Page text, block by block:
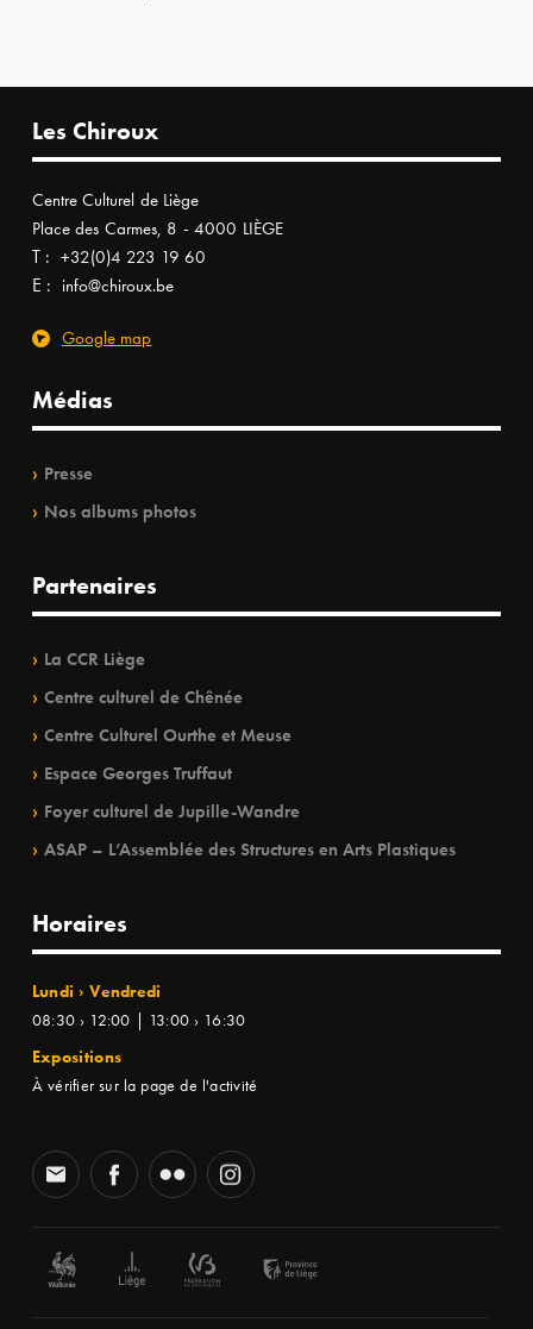
Les Chiroux
Centre Culturel de Liège
Place des Carmes, 8 - 4000 LIÈGE
T : +32(0)4 223 19 60
E : info@chiroux.be
Google map
Médias
Presse
Nos albums photos
Partenaires
La CCR Liège
Centre culturel de Chênée
Centre Culturel Ourthe et Meuse
Espace Georges Truffaut
Foyer culturel de Jupille-Wandre
ASAP – L’Assemblée des Structures en Arts Plastiques
Horaires
Lundi › Vendredi
08:30 › 12:00 | 13:00 › 16:30
Expositions
À vérifier sur la page de l'activité